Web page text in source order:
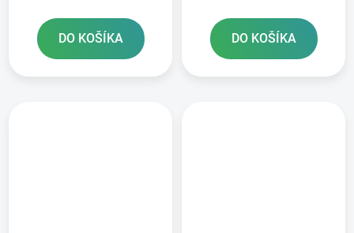
DO KOŠÍKA DO KOŠÍKA